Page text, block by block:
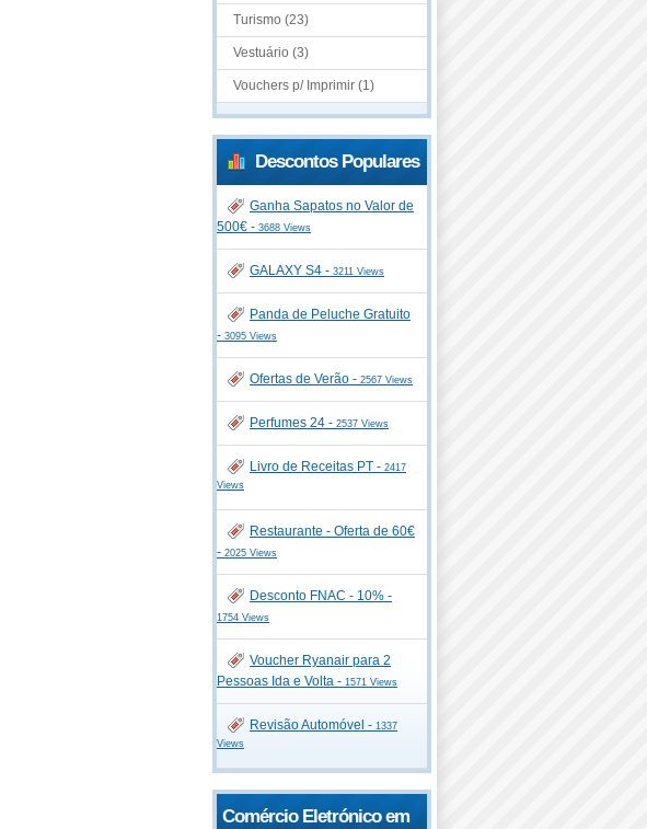
Turismo (23)
Vestuário (3)
Vouchers p/ Imprimir (1)
Descontos Populares
Ganha Sapatos no Valor de
500€ - 3688 Views
GALAXY S4 - 3211 Views
Panda de Peluche Gratuito
- 3095 Views
Ofertas de Verão - 2567 Views
Perfumes 24 - 2537 Views
Livro de Receitas PT - 2417
Views
Restaurante - Oferta de 60€
- 2025 Views
Desconto FNAC - 10% -
1754 Views
Voucher Ryanair para 2
Pessoas Ida e Volta - 1571 Views
Revisão Automóvel - 1337
Views
Comércio Eletrónico em